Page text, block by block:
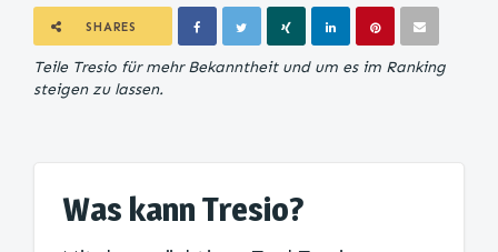
SHARES
Teile Tresio für mehr Bekanntheit und um es im Ranking
steigen zu lassen.
Was kann Tresio?